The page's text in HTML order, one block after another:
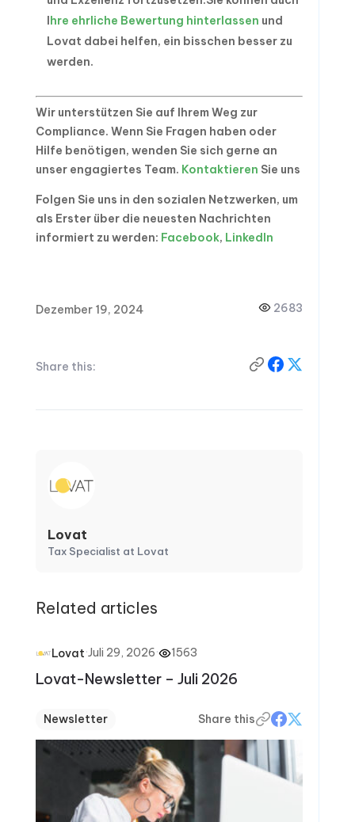
Ihre ehrliche Bewertung hinterlassen und
Lovat dabei helfen, ein bisschen besser zu
werden.
Wir unterstützen Sie auf Ihrem Weg zur
Compliance. Wenn Sie Fragen haben oder
Hilfe benötigen, wenden Sie sich gerne an
unser engagiertes Team. Kontaktieren Sie uns
Folgen Sie uns in den sozialen Netzwerken, um
als Erster über die neuesten Nachrichten
informiert zu werden: Facebook, LinkedIn
Dezember 19, 2024 2683
Share this:
Lovat
Tax Specialist at Lovat
Related articles
Lovat·Juli 29, 2026· 1563
Lovat-Newsletter – Juli 2026
Newsletter Share this